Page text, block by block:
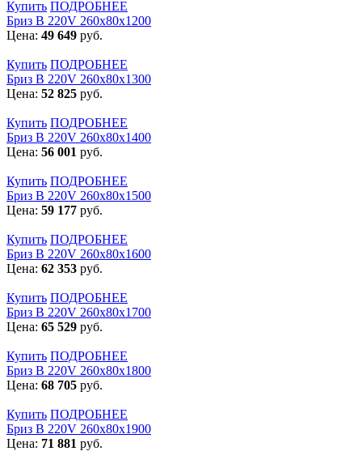
Купить ПОДРОБНЕЕ
Бриз В 220V 260x80x1200
Цена: 49 649 руб.
Купить ПОДРОБНЕЕ
Бриз В 220V 260x80x1300
Цена: 52 825 руб.
Купить ПОДРОБНЕЕ
Бриз В 220V 260x80x1400
Цена: 56 001 руб.
Купить ПОДРОБНЕЕ
Бриз В 220V 260x80x1500
Цена: 59 177 руб.
Купить ПОДРОБНЕЕ
Бриз В 220V 260x80x1600
Цена: 62 353 руб.
Купить ПОДРОБНЕЕ
Бриз В 220V 260x80x1700
Цена: 65 529 руб.
Купить ПОДРОБНЕЕ
Бриз В 220V 260x80x1800
Цена: 68 705 руб.
Купить ПОДРОБНЕЕ
Бриз В 220V 260x80x1900
Цена: 71 881 руб.